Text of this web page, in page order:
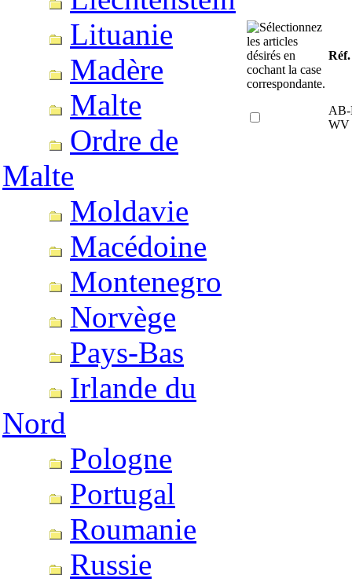
Lituanie
Madère
Malte
Ordre de
Malte
Moldavie
Macédoine
Montenegro
Norvège
Pays-Bas
Irlande du
Nord
Pologne
Portugal
Roumanie
Russie
Réf.
WV